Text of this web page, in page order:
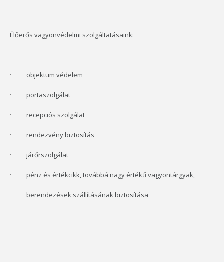
Élőerős vagyonvédelmi szolgáltatásaink:
· objektum védelem
· portaszolgálat
· recepciós szolgálat
· rendezvény biztosítás
· járőrszolgálat
· pénz és értékcikk, továbbá nagy értékű vagyontárgyak,
berendezések szállításának biztosítása